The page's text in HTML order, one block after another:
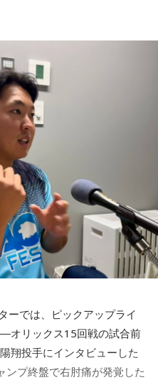
「自分自身と話そうの
・祝）午前9時00分～10時
化放送アナウンサー）
会（全葬連）
ど活躍を見せ、1993年に
場しました。2002年に現役
としてメディアでの活動の
こなうなど、自身の経験を
す。
ブラジルに決まった際、塩
になったというか、ブラジ
部分もあるのかなと思った
意はなかったと思います
だけなのですが、それをブ
、結果的に彼らのモチベー
しまったので、それはあま
とブラジルの力関係は間違
そこで日本サイドが考えな
油断してもらう、隙を見せ
っていて。
ーでは、ピックアップライ
オリックス15回戦の試合前
翔投手にインタビューした
プ終盤で右肘痛が発覚した